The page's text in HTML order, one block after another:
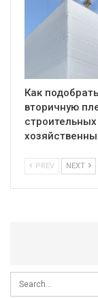
Как подобрать
вторичную
строительных
PREV NEXT